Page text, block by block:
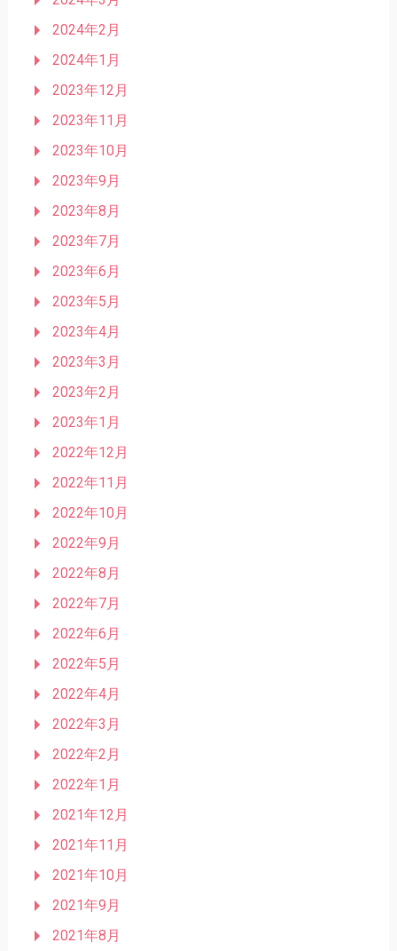
2024年2月
2024年1月
2023年12月
2023年11月
2023年10月
2023年9月
2023年8月
2023年7月
2023年6月
2023年5月
2023年4月
2023年3月
2023年2月
2023年1月
2022年12月
2022年11月
2022年10月
2022年9月
2022年8月
2022年7月
2022年6月
2022年5月
2022年4月
2022年3月
2022年2月
2022年1月
2021年12月
2021年11月
2021年10月
2021年9月
2021年8月